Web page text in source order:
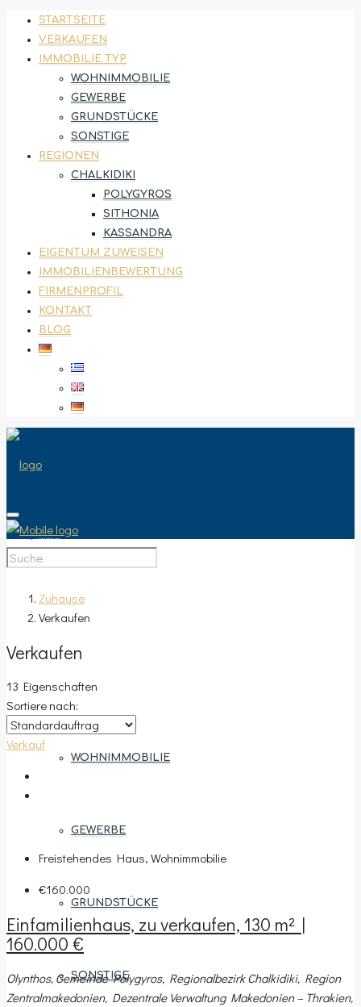
STARTSEITE
VERKAUFEN
IMMOBILIE TYP
WOHNIMMOBILIE
GEWERBE
GRUNDSTÜCKE
SONSTIGE
REGIONEN
CHALKIDIKI
POLYGYROS
SITHONIA
KASSANDRA
EIGENTUM ZUWEISEN
IMMOBILIENBEWERTUNG
FIRMENPROFIL
KONTAKT
BLOG
STARTSEITE
WOHNIMMOBILIE
GEWERBE
GRUNDSTÜCKE
SONSTIGE
Zuhause
Verkaufen
Verkaufen
13 Eigenschaften
Sortiere nach:
Verkauf
Freistehendes Haus, Wohnimmobilie
€160.000
Einfamilienhaus, zu verkaufen, 130 m² |
160.000 €
Olynthos, Gemeinde Polygyros, Regionalbezirk Chalkidiki, Region
Zentralmakedonien, Dezentrale Verwaltung Makedonien – Thrakien,